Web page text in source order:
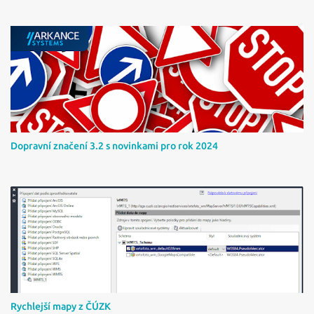
Dopravní značení 3.2 s novinkami pro rok 2024
Rychlejší mapy z ČÚZK